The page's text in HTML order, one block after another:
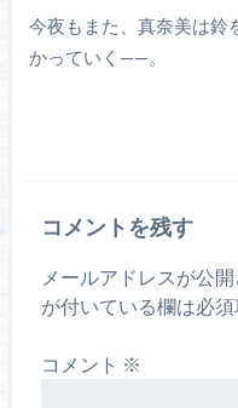
今夜もまた、真奈美は鈴
かっていく——。
コメントを残す
メールアドレスが公
が付いている欄は必
コメント ※